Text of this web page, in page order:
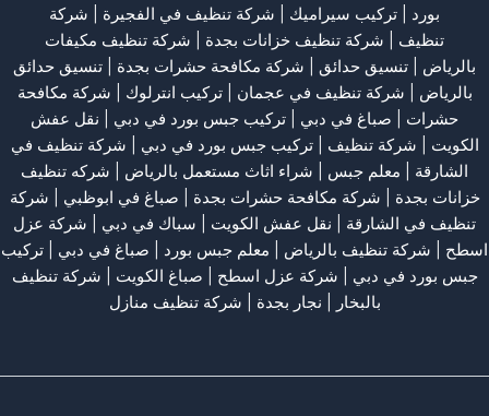
بورد | تركيب سيراميك شركة تنظيف في الفجيرة
شركة
تنظيف
شركة تنظيف خزانات بجدة
شركة تنظيف مكيفات
بالرياض
تنسيق حدائق شركة مكافحة حشرات بجدة
تنسيق حدائق
بالرياض
شركة تنظيف في عجمان | تركيب انترلوك | شركة مكافحة
حشرات
صباغ في دبي تركيب جبس بورد في دبي
نقل عفش
الكويت
شركة تنظيف |تركيب جبس بورد في دبي
شركة تنظيف في
الشارقة
معلم جبس شراء اثاث مستعمل بالرياض
شركه تنظيف
خزانات بجدة
شركة مكافحة حشرات بجدة صباغ في ابوظبي
شركة
تنظيف في الشارقة
نقل عفش الكويت | سباك في دبي | شركة عزل
اسطح
شركة تنظيف بالرياض معلم جبس بورد صباغ في دبي
تركيب
جبس بورد في دبي
شركة عزل اسطح صباغ الكويت
شركة تنظيف
بالبخار
نجار بجدة شركة تنظيف منازل